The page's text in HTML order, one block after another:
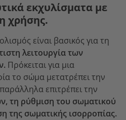
εκχυλίσματα με
χρήσης.
είναι βασικός για τη
λειτουργία των
Πρόκειται για μια
το σώμα μετατρέπει την
επιτρέπει την
τη ρύθμιση του σωματικού
της σωματικής ισορροπίας.